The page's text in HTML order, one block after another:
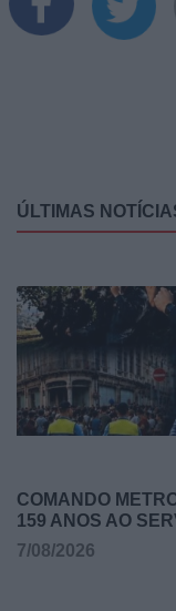
ÚLTIMAS
COMANDO
159 ANOS AO
7/08/2026